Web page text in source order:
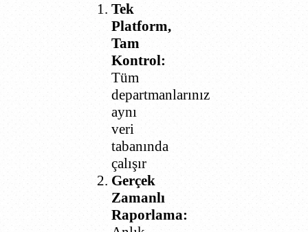
Tek
Platform,
Tam
Kontrol:
Tüm
departmanlarınız
aynı
veri
tabanında
çalışır
Gerçek
Zamanlı
Raporlama: